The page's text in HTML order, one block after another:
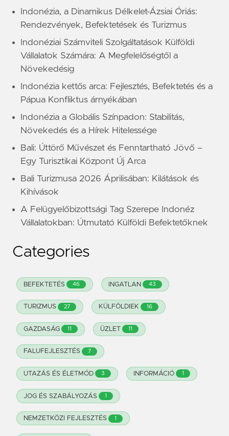
Indonézia, a Dinamikus Délkelet-Ázsiai Óriás:
Rendezvények, Befektetések és Turizmus
Indonéziai Számviteli Szolgáltatások Külföldi
Vállalatok Számára: A Megfelelőségtől a
Növekedésig
Indonézia kettős arca: Fejlesztés, Befektetés és a
Pápua Konfliktus árnyékában
Indonézia a Globális Színpadon: Stabilitás,
Növekedés és a Hírek Hitelessége
Bali: Úttörő Művészet és Fenntartható Jövő –
Egy Turisztikai Központ Új Arca
Bali Turizmusa 2026 Áprilisában: Kilátások és
Kihívások
A Felügyelőbizottsági Tag Szerepe Indonéz
Vállalatokban: Útmutató Külföldi Befektetőknek
Categories
BEFEKTETÉS 46 INGATLAN 43
TURIZMUS 27 KÜLFÖLDIEK 16
GAZDASÁG 11 ÜZLET 11
FALUFEJLESZTÉS 7
UTAZÁS ÉS ÉLETMÓD 3 INFORMÁCIÓ 1
JOG ÉS SZABÁLYOZÁS 1
NEMZETKÖZI FEJLESZTÉS 1